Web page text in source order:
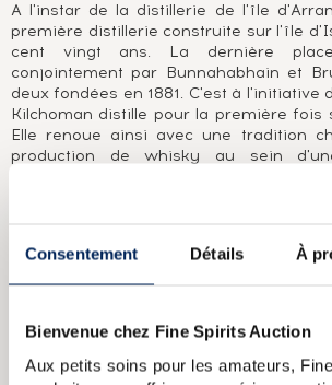
Consentement Détails À
Bienvenue chez Fine Spirits Auction
Aux petits soins pour les amateurs,
A l'instar de la distillerie de l'île
première distillerie construite sur l'île
cent vingt ans. La dernière
conjointement par Bunnahabhain et
deux fondées en 1881. C'est à l'initiative
Kilchoman distille pour la première
Elle renoue ainsi avec une tradition
production de whisky au sein
indépendante et familiale. C'est
épouse et de ses trois fils qu'Anthony
au packaging, jusqu'aux mises en
Kilchoman ne semble échapper à sa
prouve le très faible nombre
A PROPOS DE LA CUVÉE